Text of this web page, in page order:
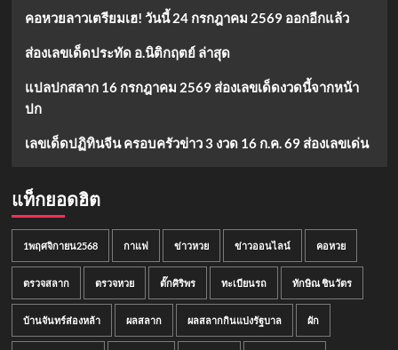
คอหวยลาวเตรียมเฮ! วันนี้ 24 กรกฎาคม 2569 ออกอีกแล้ว
ส่องเลขเด็ดประทัด อ.นิติกฤตย์ ล่าสุด
แปลปกสลาก 16 กรกฎาคม 2569 ส่องเลขเด็ดงวดนี้จากหน้า
ปก
เลขเด็ดปฏิทินจีน ครอบครัวข่าว 3 งวด 16 ก.ค. 69 ส่องเลขเด่น
แท็กยอดฮิต
1พฤศจิกายน2568 กาแฟ ข่าวหวย ข่าวออนไลน์ คอหวย
ตรวจสลาก ตรวจหวย ตั๊กศิริพร ทะเบียนรถ ทักษิณ ชินวัตร
บ้านจันทร์ส่องหล้า ผลสลาก ผลสลากกินแบ่งรัฐบาล ผัก